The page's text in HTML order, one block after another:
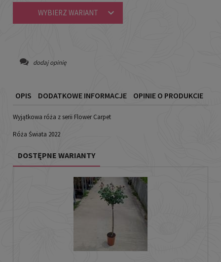
WYBIERZ WARIANT
dodaj opinię
OPIS DODATKOWE INFORMACJE OPINIE O PRODUKCIE
Wyjątkowa róża z serii Flower Carpet
Róża Świata 2022
DOSTĘPNE WARIANTY